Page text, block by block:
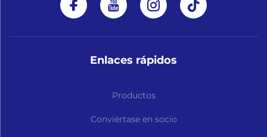
Enlaces rápidos
Productos
Conviértase en socio